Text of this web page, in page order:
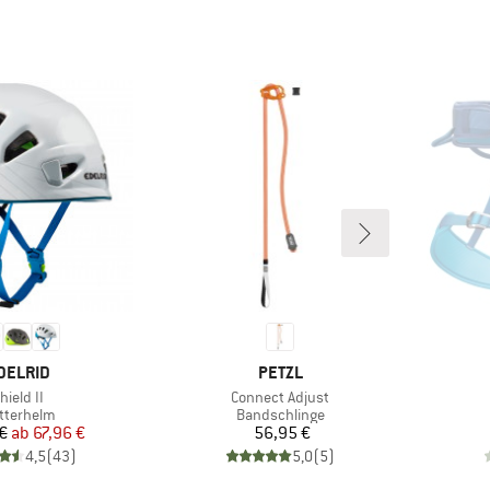
II
Preis
reduzierter Preis
ab 67,96 €
4,5(43)
MARKE
PETZL
Artikel
Connect Adjust
Produktgruppe
Bandschlinge
Preis
56,95 €
5,0(5)